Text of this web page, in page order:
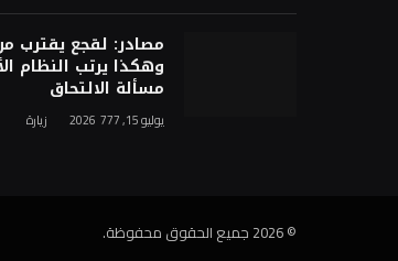
مصادر: لقجع يقترب
وهكذا يرتب النظام
مسألة الالتحاق
يوليو 15, 2026 777 زيارة
© 2026 جميع الحقوق محفوظة.